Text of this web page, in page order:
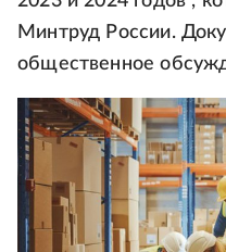
Минтруд России.
общественное